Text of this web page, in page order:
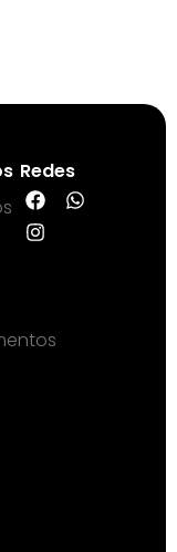
Redes